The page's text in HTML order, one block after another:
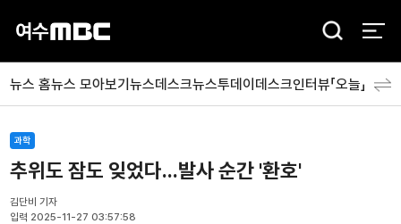
검
뉴스 홈뉴스 모아보기뉴스데스크뉴스투데이데스크인터뷰「오늘」 분야
과학
추위도 잠도 잊었다...발사 순간 '환호'
김단비 기자
입력 2025-11-27 03:57:58